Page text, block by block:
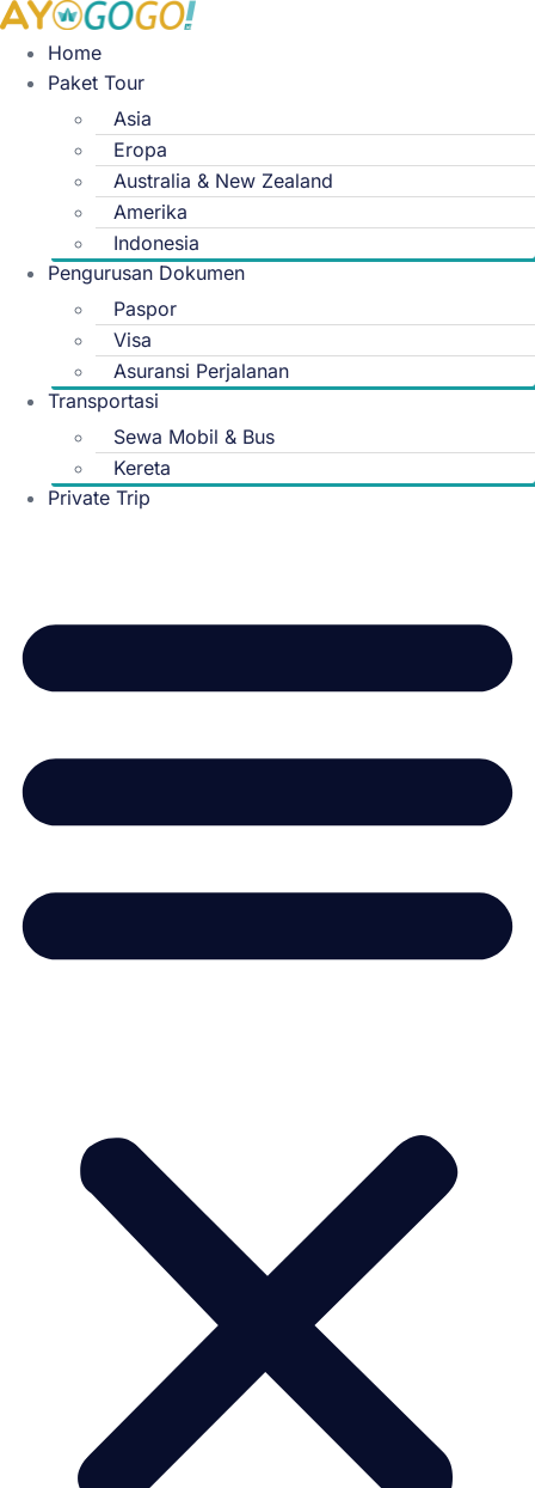
Skip
content
Home
Paket Tour
Asia
Eropa
Australia & New Zealand
Amerika
Indonesia
Pengurusan Dokumen
Paspor
Visa
Asuransi Perjalanan
Transportasi
Sewa Mobil & Bus
Kereta
Private Trip